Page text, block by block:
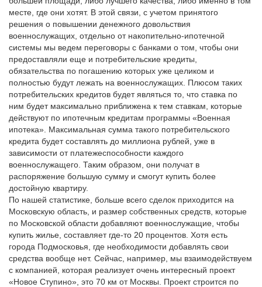
месте, где они хотят. В этой связи, с учетом принятого
решения о повышении денежного довольствия
военнослужащих, отдельно от накопительно-ипотечной
системы мы ведем переговоры с банками о том, чтобы они
предоставляли еще и потребительские кредиты,
обязательства по погашению которых уже целиком и
полностью будут лежать на военнослужащих. Плюсом таких
потребительских кредитов будет являться то, что ставка по
ним будет максимально приближена к тем ставкам, которые
действуют по ипотечным кредитам программы «Военная
ипотека». Максимальная сумма такого потребительского
кредита будет составлять до миллиона рублей, уже в
зависимости от платежеспособности каждого
военнослужащего. Таким образом, они получат в
распоряжение большую сумму и смогут купить более
достойную квартиру.
По нашей статистике, больше всего сделок приходится на
Московскую область, и размер собственных средств, которые
по Московской области добавляют военнослужащие, чтобы
купить жилье, составляет где-то 20 процентов. Хотя есть
города Подмосковья, где необходимости добавлять свои
средства вообще нет. Сейчас, например, мы взаимодействуем
с компанией, которая реализует очень интересный проект
«Новое Ступино», это 70 км от Москвы. Проект строится по